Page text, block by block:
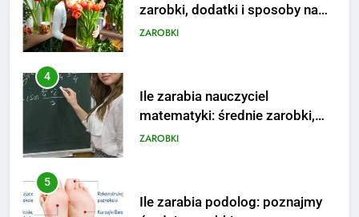
matematyki: średnie zarobki,
dodatki i perspektywy
ZAROBKI
5
Ile zarabia podolog: poznajmy
średnie zarobki na tym
stanowisku
ZAROBKI
6
Akcje charytatywne w szkole: